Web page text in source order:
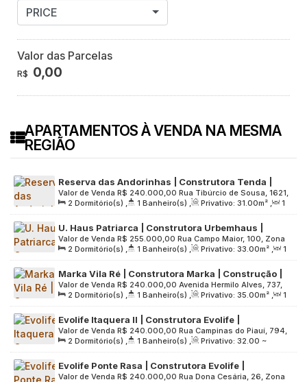
PRICE
Valor das Parcelas
R$ 0,00
APARTAMENTOS À VENDA NA MESMA
REGIÃO
Reserva das Andorinhas | Construtora Tenda |
Construção | 31 metros | 02 dormitórios | sem
varanda e vaga
R$ 240.000,00
Valor de Venda
Rua Tibúrcio de Sousa, 1621,
Zona Leste, 08140-000, Itaim Paulista, São Paulo, São Paulo,
Brasil
2 Dormitório(s) , 1 Banheiro(s) , Privativo: 31.00m² ,
1
Sala(s) , Útil: 31.00m² , Terreno: 6943.00m²
U. Haus Patriarca | Construtora Urbemhaus |
Pronto | 33 metros | 02 dormitórios | sem varanda |
01 vaga
R$ 255.000,00
Valor de Venda
Rua Campo Maior, 100, Zona
Leste, 03551-110, Cidade Patriarca, São Paulo, São Paulo,
Brasil
2 Dormitório(s) , 1 Banheiro(s) , Privativo: 33.00m² ,
1
Sala(s) , 1 Vaga(s) , Útil: 33.00m² , Terreno: 489.00m²
Marka Vila Ré | Construtora Marka | Construção |
35 metros | 02 dormitórios | com varanda | sem
vaga
R$ 240.000,00
Valor de Venda
Avenida Hermilo Alves, 737,
Zona Leste, 03668-000, Vila Ré, São Paulo, São Paulo, Brasil
2 Dormitório(s) , 1 Banheiro(s) , Privativo: 35.00m² ,
1
Sala(s) , Útil: 35.00m² , Terreno: 3960.00m²
Evolife Itaquera II | Construtora Evolife |
Construção | 33 metros | 02 dormitórios com
varanda | sem vaga
R$ 240.000,00
Valor de Venda
Rua Campinas do Piauí, 794,
Zona Leste, 08210-000, Itaquera, São Paulo, São Paulo,
Brasil
2 Dormitório(s) , 1 Banheiro(s) , Privativo: 32.00 ~
33.00m² , 1 Sala(s) , Útil: 33.00m² , Terreno: 500.00m²
Evolife Ponte Rasa | Construtora Evolife |
Construção | 30 metros | 02 dormitórios | sem
R$ 240.000,00
Valor de Venda
Rua Dona Cesária, 26, Zona